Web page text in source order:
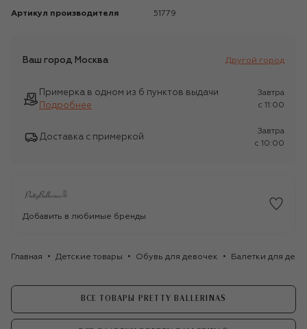
Артикул производителя 51779
Ваш город Москва Другой город
Примерка в одном из 6 пунктов выдачи
Подробнее
Завтра
c 11:00
Доставка с примеркой
Завтра
c 10:00
Добавить в любимые бренды
Главная Детские товары Обувь для девочек Балетки для
ВСЕ ТОВАРЫ PRETTY BALLERINAS